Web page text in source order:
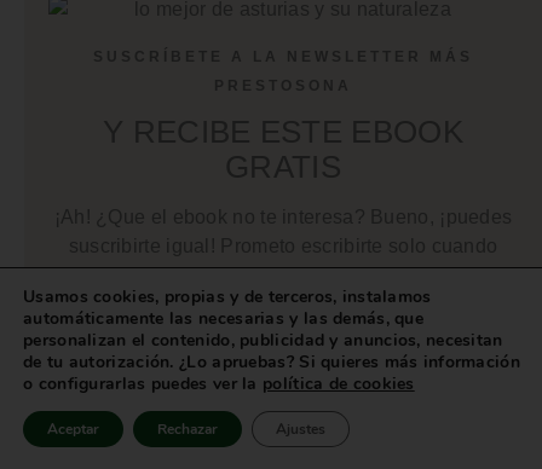
tenga contenido exclusivo, reflexiones,
descubrimientos, etc. interesantes que compartir.
Usamos cookies, propias y de terceros, instalamos
automáticamente las necesarias y las demás, que
personalizan el contenido, publicidad y anuncios, necesitan
de tu autorización. ¿Lo apruebas? Si quieres más información
o configurarlas puedes ver la política de cookies
Aceptar Rechazar Ajustes